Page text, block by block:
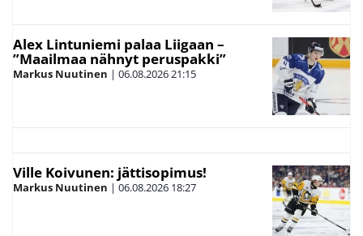
Alex Lintuniemi palaa Liigaan –
”Maailmaa nähnyt peruspakki”
Markus Nuutinen | 06.08.202621:15
Ville Koivunen: jättisopimus!
Markus Nuutinen | 06.08.2026 18:27